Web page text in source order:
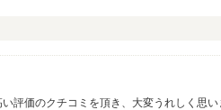
評価のクチコミを頂き、大変うれしく思